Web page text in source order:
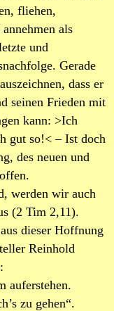
fliehen,
als
und
Gerade
dass er
seinen Frieden mit
kann: >Ich
gut so!< – Ist doch
des neuen und
werden wir auch
(2 Tim 2,11).
dieser Hoffnung
Reinhold
auferstehen.
zu gehen“.